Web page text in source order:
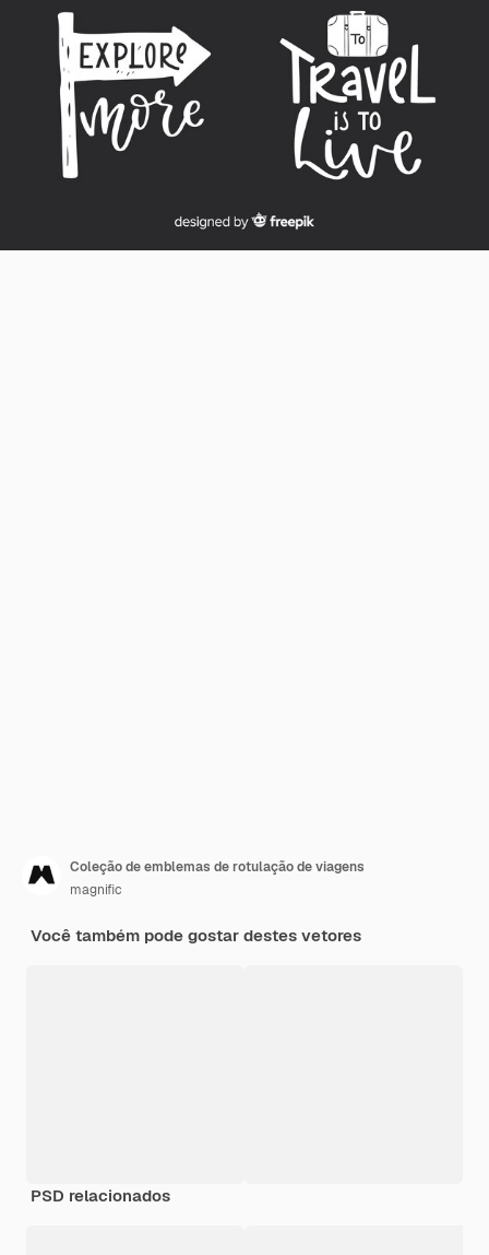
Coleção de emblemas de rotulação de viagens
magnific
Você também pode gostar destes vetores
PSD relacionados